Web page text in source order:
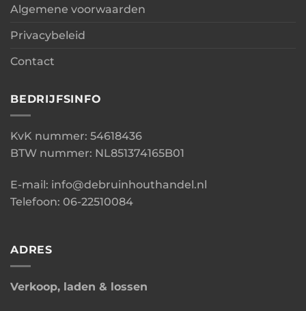
Algemene voorwaarden
Privacybeleid
Contact
BEDRIJFSINFO
KvK nummer: 54618436
BTW nummer: NL851374165B01
E-mail: info@debruinhouthandel.nl
Telefoon: 06-22510084
ADRES
Verkoop, laden & lossen